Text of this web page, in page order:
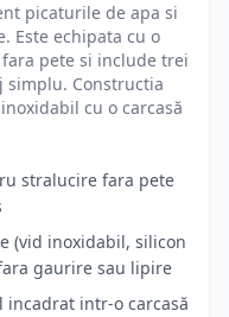
picaturile de apa si
Este echipata cu o
pete si include trei
Constructia
cu o carcasă
stralucire fara pete
(vid inoxidabil, silicon
gaurire sau lipire
intr-o carcasă